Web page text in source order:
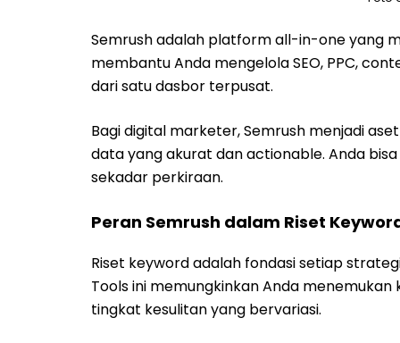
Semrush adalah platform all-in-one yang
membantu Anda mengelola SEO, PPC,
dari satu dasbor terpusat.
Bagi digital marketer, Semrush menjadi
data yang akurat dan actionable. Anda
sekadar perkiraan.
Peran Semrush dalam Riset
Riset keyword adalah fondasi setiap
Tools ini memungkinkan Anda
tingkat kesulitan yang bervariasi.